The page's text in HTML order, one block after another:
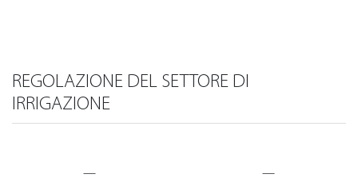
REGOLAZIONE DEL SETTORE DI
IRRIGAZIONE
— —